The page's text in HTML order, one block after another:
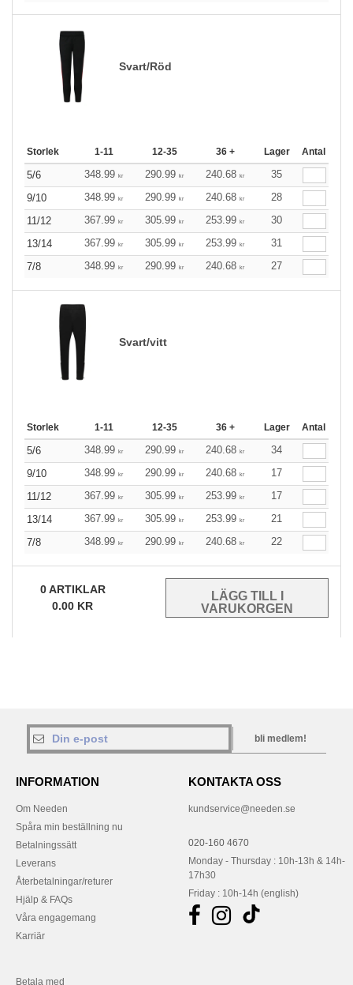
Svart/Röd
Storlek 1-11 12-35 36 + Lager Antal
5/6 348.99 kr 290.99 kr 240.68 kr
35
9/10
348.99 kr 290.99 kr 240.68 kr
28
11/12
367.99 kr 305.99 kr 253.99 kr
30
13/14
367.99 kr 305.99 kr 253.99 kr
31
7/8
348.99 kr 290.99 kr 240.68 kr 27
Svart/vitt
Storlek 1-11 12-35 36 + Lager Antal
5/6 348.99 kr 290.99 kr 240.68 kr
34
9/10
348.99 kr 290.99 kr 240.68 kr
17
11/12
367.99 kr 305.99 kr 253.99 kr
17
13/14
367.99 kr 305.99 kr 253.99 kr
21
7/8
348.99 kr 290.99 kr 240.68 kr 22
0ARTIKLAR
0.00 KR
bli medlem!
INFORMATION
Om Needen
Spåra min beställning nu
Betalningssätt
Leverans
Återbetalningar/returer
Hjälp & FAQs
Våra engagemang
Karriär
KONTAKTA OSS
kundservice@needen.se
020-160 4670
Monday - Thursday : 10h-13h & 14h-
17h30
Friday : 10h-14h (english)
Betala med